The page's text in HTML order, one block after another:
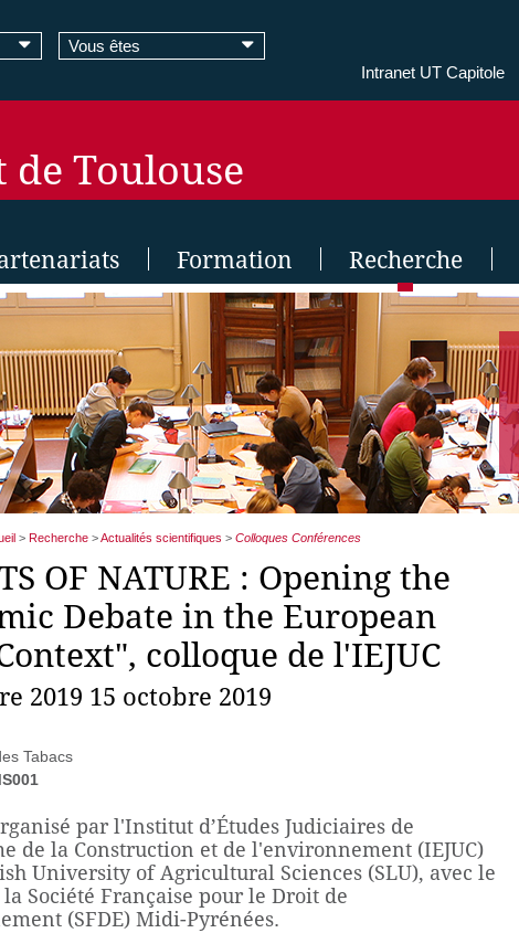
Vous êtes
de Toulouse
Formation Recherche
> Recherche>Actualités scientifiques > Colloques Conférences
OF NATURE : Opening the
Debate in the European
colloque de l'IEJUC
2019 15 octobre 2019
Tabacs
par l'Institut d’Études Judiciaires de
de la Construction et de l'environnement (IEJUC)
University of Agricultural Sciences (SLU), avec le
Société Française pour le Droit de
(SFDE) Midi-Pyrénées.
Intranet UT Capitole